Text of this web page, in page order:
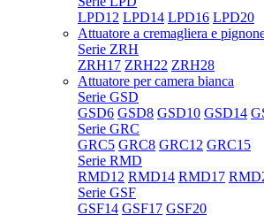
LPD12 LPD14 LPD16 LPD20
Attuatore a cremagliera e
Serie ZRH
ZRH17 ZRH22 ZRH28
Attuatore per camera bianca
Serie GSD
GSD6 GSD8 GSD10 GSD14
Serie GRC
GRC5 GRC8 GRC12 GRC15
Serie RMD
RMD12 RMD14 RMD17
Serie GSF
GSF14 GSF17 GSF20